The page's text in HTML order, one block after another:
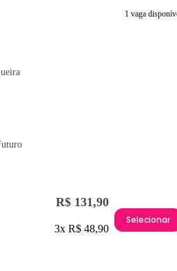
1 vaga
R$ 131,90
3x R$ 48,90
Selecionar